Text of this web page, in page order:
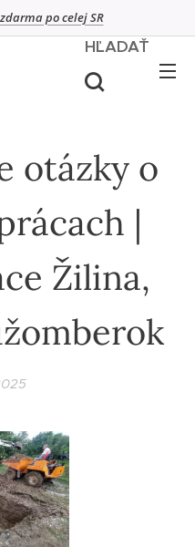
po celej SR
HĽADAŤ
otázky o
|
Žilina,